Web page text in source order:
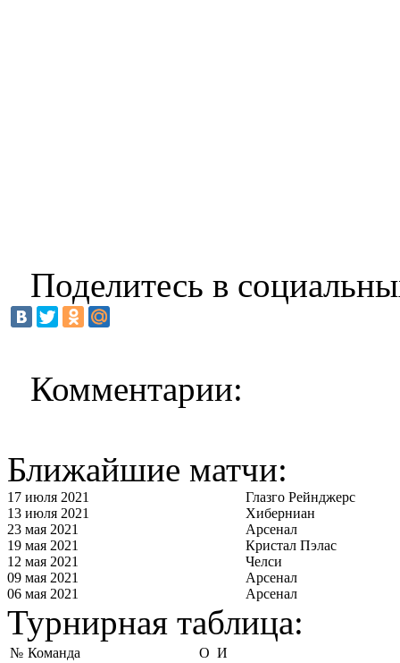
Поделитесь в
Комментарии:
Ближайшие матчи:
17 июля 2021
Глазго Рейнджерс
13 июля 2021
Хиберниан
23 мая 2021
Арсенал
19 мая 2021
Кристал Пэлас
12 мая 2021
Челси
09 мая 2021
Арсенал
06 мая 2021
Арсенал
Турнирная таблица:
№ Команда О И